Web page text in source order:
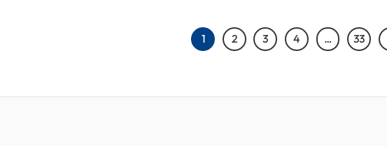
1 2 3 4 … 33